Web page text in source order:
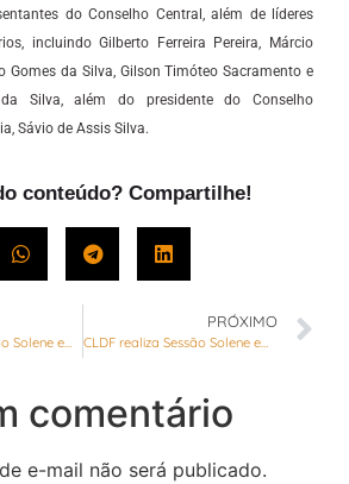
do Conselho Central, além de líderes
incluindo Gilberto Ferreira Pereira, Márcio
Gomes da Silva, Gilson Timóteo Sacramento e
Silva, além do presidente do Conselho
Sávio de Assis Silva.
conteúdo? Compartilhe!
CLDF realiza Sessão Solene em homenagem ao Dia de Conscientização e Enfrentamento à Fibromialgia
PRÓXIMO
CLDF realiza Sessão Solene em comemoração ao Dia do Economista
comentário
e-mail não será publicado.